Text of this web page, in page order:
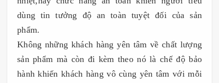
dùng tin tưởng độ an toàn tuyệt đối của sản
phẩm.
Không những khách hàng yên tâm về chất lượng
sản phẩm mà còn đi kèm theo nó là chế độ bảo
hành khiến khách hàng vô cùng yên tâm với mỗi